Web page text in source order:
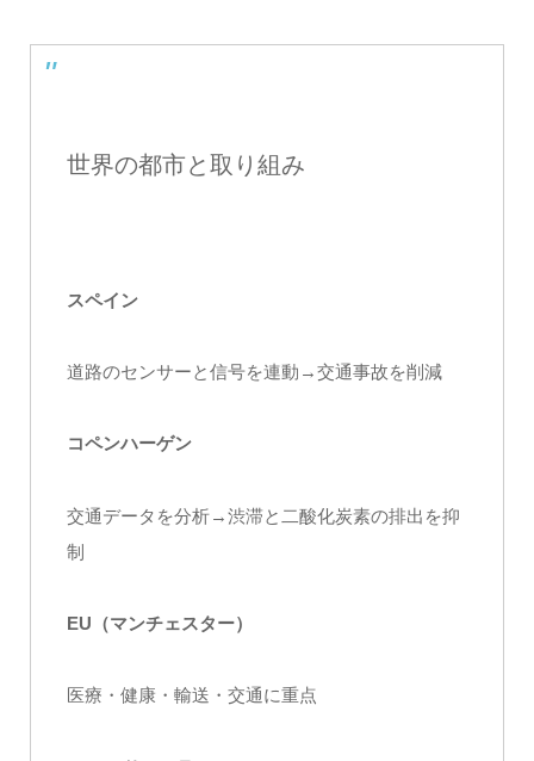
世界の都市と取り組み
スペイン
道路のセンサーと信号を連動→交通事故を削減
コペンハーゲン
交通データを分析→渋滞と二酸化炭素の排出を抑
制
EU（マンチェスター）
医療・健康・輸送・交通に重点